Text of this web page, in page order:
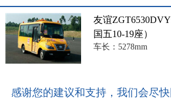
友谊
国五10-19座）
车长：5278mm
感谢您的建议和支持，我们会尽快